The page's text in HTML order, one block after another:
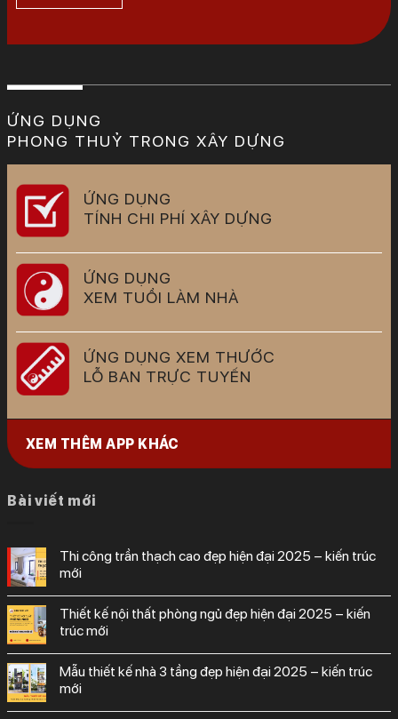
ỨNG DỤNG
PHONG THUỶ TRONG XÂY DỰNG
ỨNG DỤNG
TÍNH CHI PHÍ XÂY DỰNG
ỨNG DỤNG
XEM TUỔI LÀM NHÀ
ỨNG DỤNG XEM THƯỚC
LỖ BAN TRỰC TUYẾN
XEM THÊM APP KHÁC
Bài viết mới
thi công trần thạch cao đẹp hiện đại 2025 – kiến trúc
mới
thiết kế nội thất phòng ngủ đẹp hiện đại 2025 – kiến
trúc mới
mẫu thiết kế nhà 3 tầng đẹp hiện đại 2025 – kiến trúc
mới